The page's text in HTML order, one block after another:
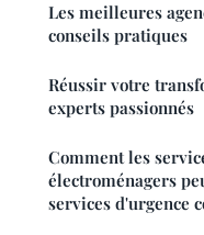
Les meilleures
conseils pratiques
Réussir votre
experts passionnés
Comment les
électroménagers
services d'urgence